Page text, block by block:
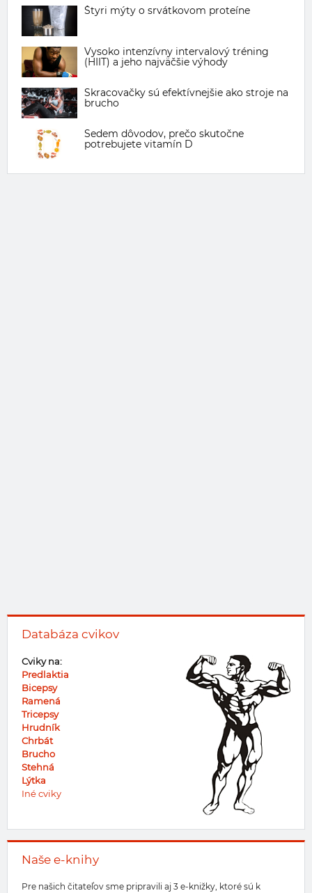
Štyri mýty o srvátkovom proteíne
Vysoko intenzívny intervalový tréning
(HIIT) a jeho najväčšie výhody
Skracovačky sú efektívnejšie ako stroje na
brucho
Sedem dôvodov, prečo skutočne
potrebujete vitamín D
Databáza cvikov
Cviky na:
Predlaktia
Bicepsy
Ramená
Tricepsy
Hrudník
Chrbát
Brucho
Stehná
Lýtka
Iné cviky
Naše e-knihy
Pre našich čitateľov sme pripravili aj 3 e-knižky, ktoré sú k